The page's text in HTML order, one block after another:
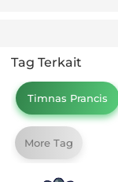
Tag Terkait
Timnas Prancis
More Tag